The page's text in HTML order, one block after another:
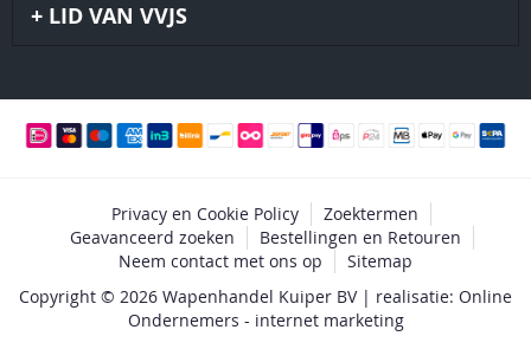
LID VAN VVJS
Privacy en Cookie Policy
Zoektermen
Geavanceerd zoeken
Bestellingen en Retouren
Neem contact met ons op
Sitemap
Copyright © 2026 Wapenhandel Kuiper BV | realisatie: Online
Ondernemers - internet marketing